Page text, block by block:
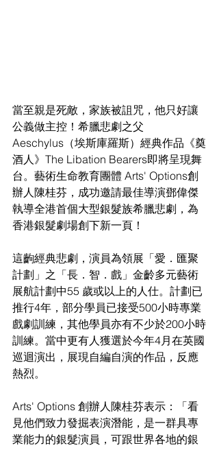
當至親是死敵，家族被詛咒，他只好讓
公義做主控！希臘悲劇之父
Aeschylus（埃斯庫羅斯）經典作品《奠
酒人》The Libation Bearers即將呈現舞
台。藝術生命教育團體 Arts' Options創
辦人陳桂芬，成功邀請最佳導演鄧偉傑
執導全港首個大型銀髮族希臘悲劇，為
香港銀髮劇場創下新一頁！
這齣經典悲劇，演員為領展「愛．匯聚
計劃」之「長．智．戲」金齡多元藝術
展航計劃中55 歲或以上的人仕。計劃已
推行4年，部分學員已接受500小時專業
戲劇訓練，其他學員亦有不少於200小時
訓練。當中更有人獲選於今年4月在英國
巡迴演出，展現自編自演的作品，反應
熱烈。
Arts' Options 創辦人陳桂芬表示：「看
見他們致力發掘表演潛能，是一群具專
業能力的銀髮演員，可跟世界各地的銀